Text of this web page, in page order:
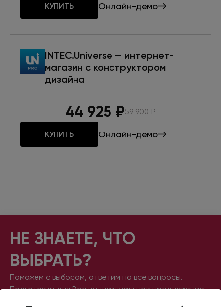
КУПИТЬ Онлайн-демо
INTEC.Universe — интернет-
магазин с конструктором
дизайна
44 925 ₽59 900₽
КУПИТЬ Онлайн-демо
НЕ ЗНАЕТЕ, ЧТО
ВЫБРАТЬ?
Поможем с выбором, ответим на все вопросы.
Подготовим для Вас индивидуальное предложение.